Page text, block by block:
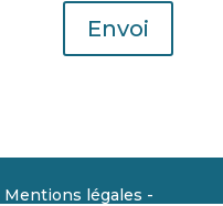
Envoi
Mentions légales -